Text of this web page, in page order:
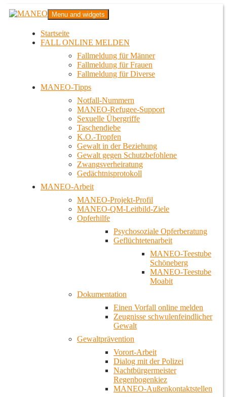
Zum
InhaltMANEO
Das schwule Anti-Gewalt-Projekt in Berlin
Menu and widgets
Startseite
FALL ONLINE MELDEN
Fallmeldung für Männer
Fallmeldung für Frauen
Fallmeldung für Diverse
MANEO-Tipps
Notfall-Nummern
MANEO-Refugee-Support
Sexuelle Übergriffe
Taschendiebe
K.O.-Tropfen
Gewalt in der Beziehung
Gewalt gegen Schutzbefohlene
Zwangsverheiratung
Gedächtnisprotokoll
MANEO-Arbeit
MANEO-Projekt-Profil
MANEO-QM-Leitbild-Ziele
Opferhilfe
Psychosoziale Opferberatung
Geflüchtetenarbeit
MANEO-Teestube
Schöneberg
MANEO-Teestube
Moabit
Dokumentation
Einen Vorfall online melden
Zeugnisse schwulenfeindlicher
Gewalt
Gewaltprävention
Vorort-Arbeit
Dialog mit der Polizei
Nachtbürgermeister
Regenbogenkiez
MANEO-Außenkontaktstellen